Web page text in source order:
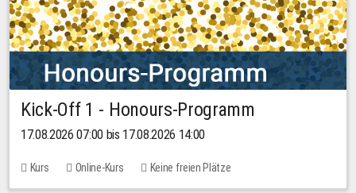
Kick-Off 1 - Honours-Programm
17.08.2026 07:00 bis 17.08.2026 14:00
Kurs Online-Kurs Keine freien Plätze